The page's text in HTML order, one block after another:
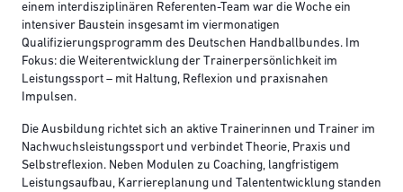
einem interdisziplinären Referenten-Team war die Woche ein
intensiver Baustein insgesamt im viermonatigen
Qualifizierungsprogramm des Deutschen Handballbundes. Im
Fokus: die Weiterentwicklung der Trainerpersönlichkeit im
Leistungssport – mit Haltung, Reflexion und praxisnahen
Impulsen.
Die Ausbildung richtet sich an aktive Trainerinnen und Trainer im
Nachwuchsleistungssport und verbindet Theorie, Praxis und
Selbstreflexion. Neben Modulen zu Coaching, langfristigem
Leistungsaufbau, Karriereplanung und Talententwicklung standen